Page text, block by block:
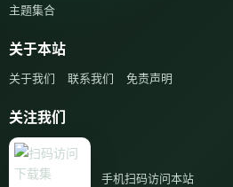
主题集合
关于本站
关于我们 联系我们 免责声明
关注我们
手机扫码访问本站